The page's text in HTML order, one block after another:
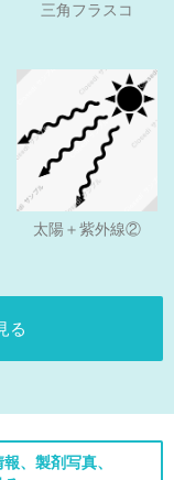
三角フラスコ
太陽＋紫外線②
る
、製剤写真、